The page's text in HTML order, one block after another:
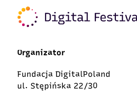
Organizator
Fundacja DigitalPoland
ul. Stępińska 22/30